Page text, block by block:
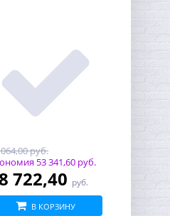
руб.
53 341,60 руб.
722,40 руб.
В КОРЗИНУ